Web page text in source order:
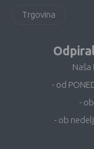
Trgovina
- od
-
- ob